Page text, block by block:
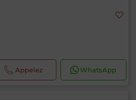
Appelez WhatsApp